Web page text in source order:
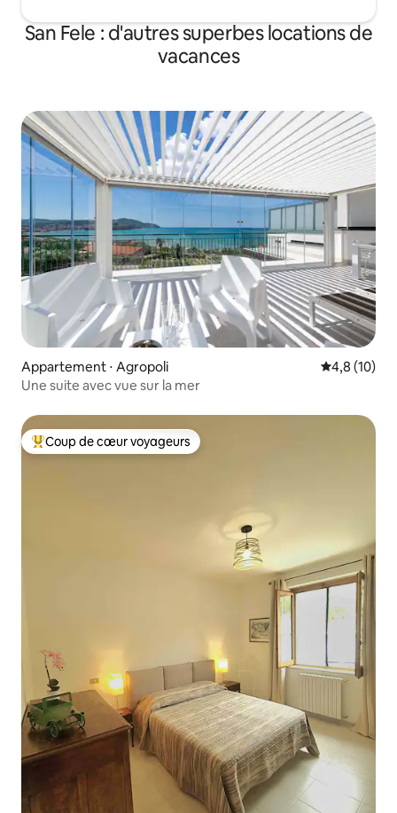
San Fele : d'autres superbes locations de
vacances
Appartement ⋅ Agropoli Évaluation
4,8 (10)
Une suite avec vue sur la mer
Coups de cœur voyageurs les plus appréciés
Coup de cœur voyageurs